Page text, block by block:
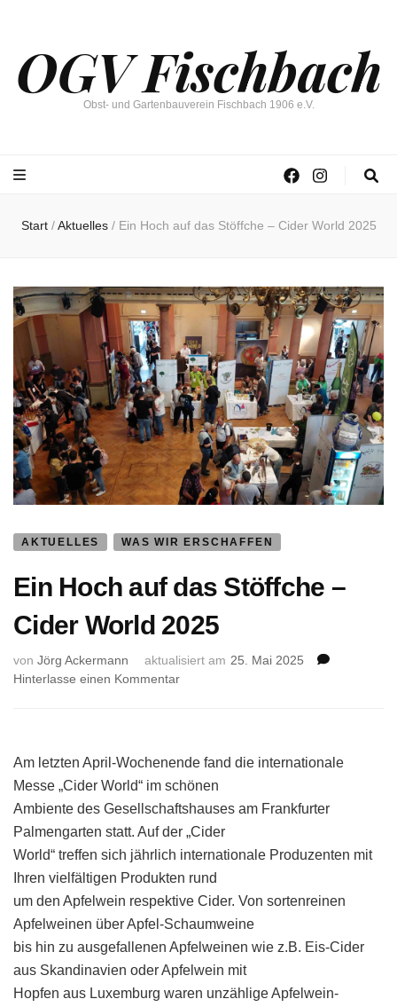
OGV Fischbach
Obst- und Gartenbauverein Fischbach 1906 e.V.
Start / Aktuelles / Ein Hoch auf das Stöffche – Cider World 2025
AKTUELLES WAS WIR ERSCHAFFEN
Ein Hoch auf das Stöffche –
Cider World 2025
von Jörg Ackermann aktualisiert am 25. Mai 2025
Hinterlasse einen Kommentarzu
Stöffche
–
Cider
World
Am letzten April-Wochenende fand die internationale
Messe „Cider World“ im schönen
Ambiente des Gesellschaftshauses am Frankfurter
Palmengarten statt. Auf der „Cider
World“ treffen sich jährlich internationale Produzenten mit
Ihren vielfältigen Produkten rund
um den Apfelwein respektive Cider. Von sortenreinen
Apfelweinen über Apfel-Schaumweine
bis hin zu ausgefallenen Apfelweinen wie z.B. Eis-Cider
aus Skandinavien oder Apfelwein mit
Hopfen aus Luxemburg waren unzählige Apfelwein-